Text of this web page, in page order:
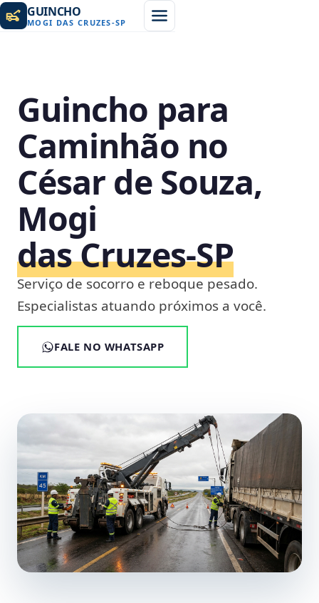
GUINCHO
MOGI DAS CRUZES-SP
Guincho para
Caminhão no
César de Souza,
Mogi
das Cruzes‑SP
Serviço de socorro e reboque pesado.
Especialistas atuando próximos a você.
FALE NO WHATSAPP